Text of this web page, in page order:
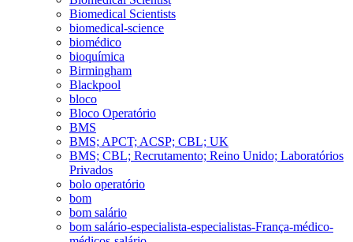
Biomedical Scientists
biomedical-science
biomédico
bioquímica
Birmingham
Blackpool
bloco
Bloco Operatório
BMS
BMS; APCT; ACSP; CBL; UK
BMS; CBL; Recrutamento; Reino Unido; Laboratórios
Privados
bolo operatório
bom
bom salário
bom salário-especialista-especialistas-França-médico-